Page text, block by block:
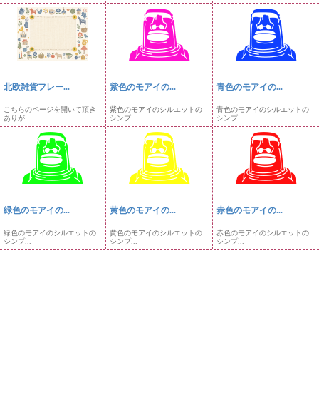
北欧雑貨フレー...
こちらのページを開いて頂き
ありが...
紫色のモアイの...
紫色のモアイのシルエットの
シンプ...
青色のモアイの...
青色のモアイのシルエットの
シンプ...
緑色のモアイの...
緑色のモアイのシルエットの
シンプ...
黄色のモアイの...
黄色のモアイのシルエットの
シンプ...
赤色のモアイの...
赤色のモアイのシルエットの
シンプ...